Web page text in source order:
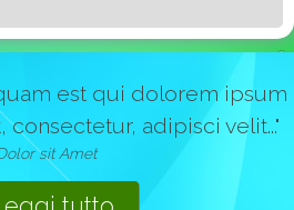
est qui dolorem ipsum
adipisci velit..."
sit Amet